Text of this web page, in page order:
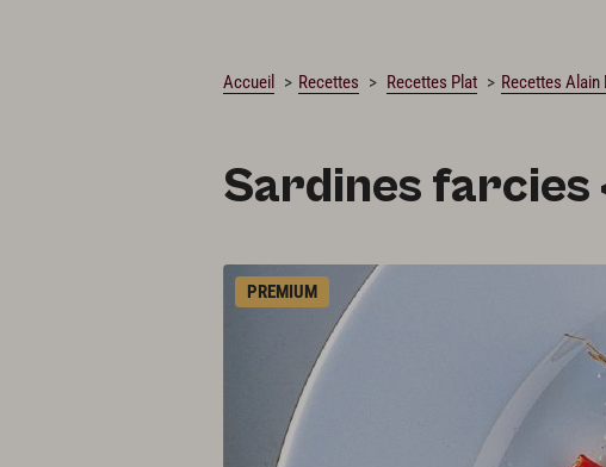
Accueil Recettes Recettes Plat Recettes Alain
Sardines
PREMIUM